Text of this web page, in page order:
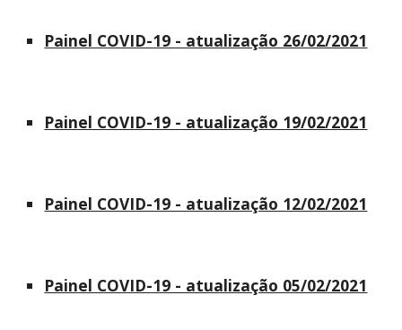
Painel COVID-19 - atualização 26/02/2021
Painel COVID-19 - atualização 19/02/2021
Painel COVID-19 - atualização 12/02/2021
Painel COVID-19 - atualização 05/02/2021